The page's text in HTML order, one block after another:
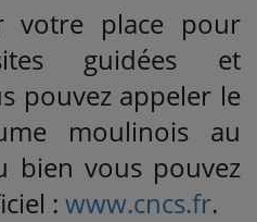
votre place pour
guidées et
pouvez appeler le
moulinois au
bien vous pouvez
: www.cncs.fr.